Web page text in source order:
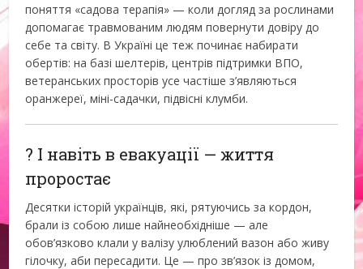
поняття «садова терапія» — коли догляд за рослинами
допомагає травмованим людям повернути довіру до
себе та світу. В Україні це теж починає набирати
обертів: на базі шелтерів, центрів підтримки ВПО,
ветеранських просторів усе частіше з’являються
оранжереї, міні-садачки, підвісні клумби.
? І навіть в евакуації — життя
проростає
Десятки історій українців, які, рятуючись за кордон,
брали із собою лише найнеобхідніше — але
обов’язково клали у валізу улюблений вазон або живу
гілочку, аби пересадити. Це — про зв’язок із домом,